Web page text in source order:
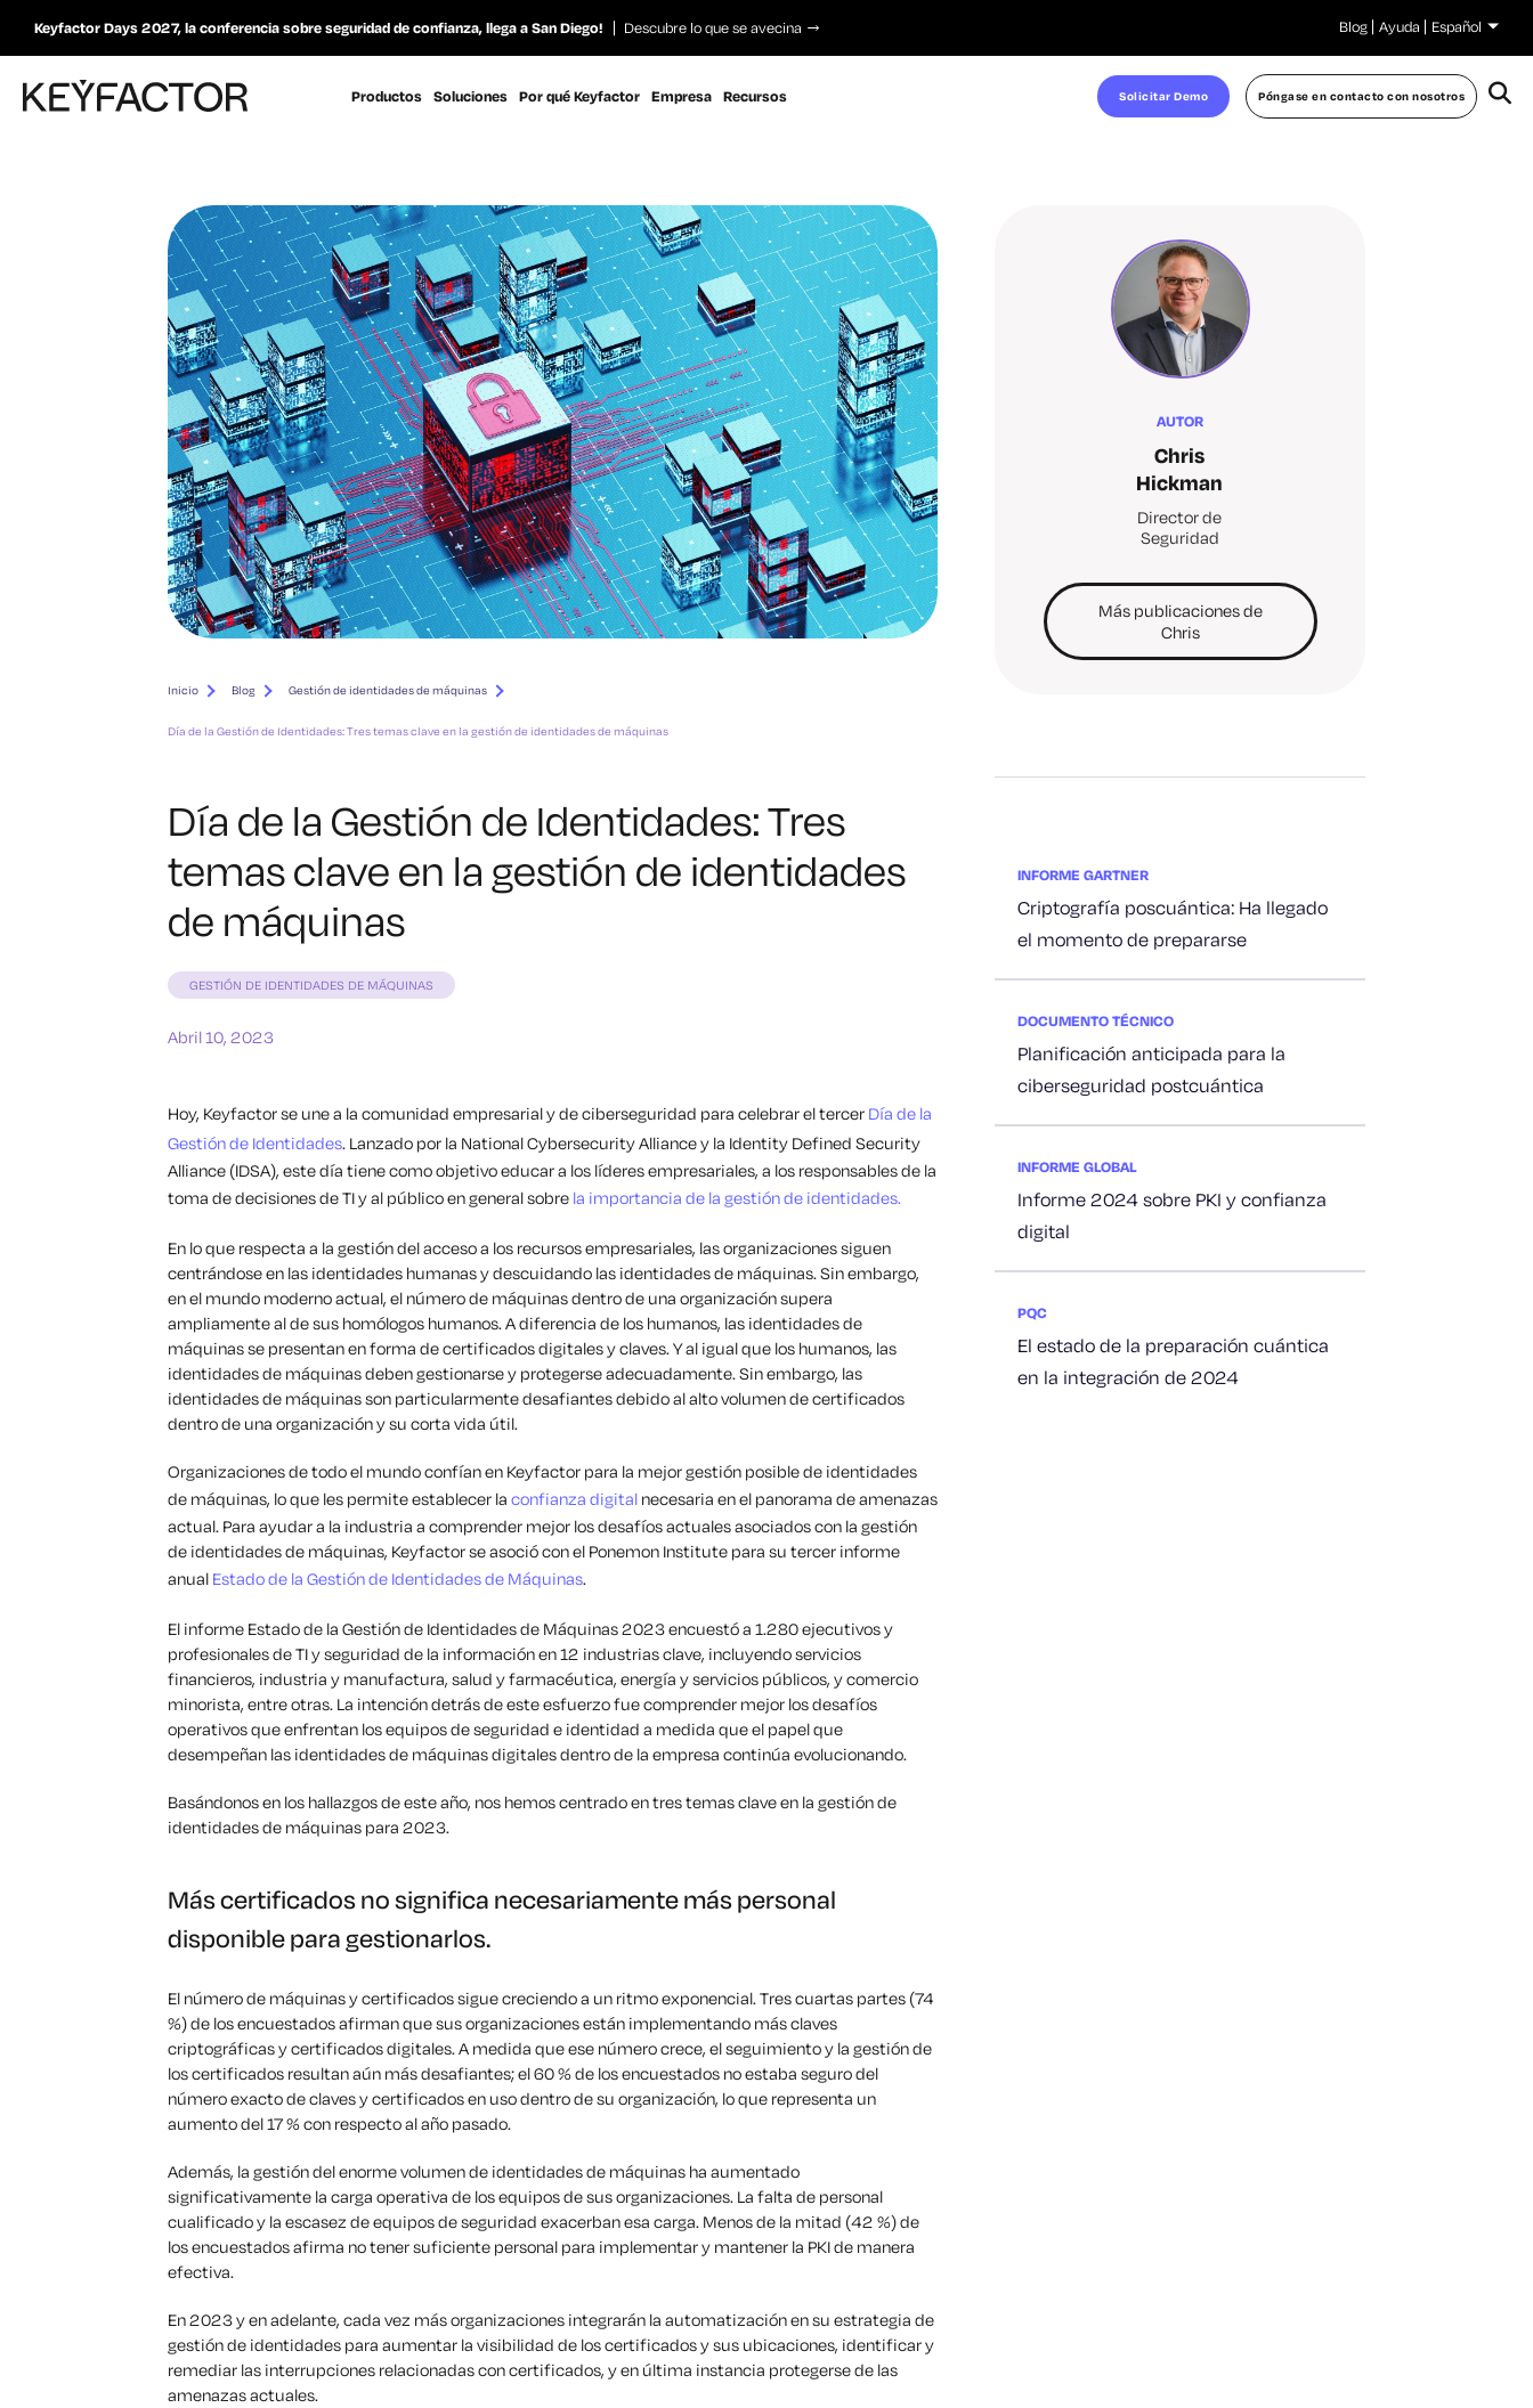
Keyfactor Days 2027, la conferencia sobre seguridad de confianza, llega a San Diego! Descubre lo que se avecina Blog Ayuda Español
Productos Soluciones Por qué Keyfactor Empresa Recursos Solicitar Demo Póngase en contacto con nosotros
Inicio Blog Gestión de identidades de máquinas
Día de la Gestión de Identidades: Tres temas clave en la gestión de identidades de máquinas
Día de la Gestión de Identidades: Tres
temas clave en la gestión de identidades
de máquinas
GESTIÓN DE IDENTIDADES DE MÁQUINAS
Abril 10, 2023
Hoy, Keyfactor se une a la comunidad empresarial y de ciberseguridad para celebrar el tercer Día de la
Gestión de Identidades. Lanzado por la National Cybersecurity Alliance y la Identity Defined Security
Alliance (IDSA), este día tiene como objetivo educar a los líderes empresariales, a los responsables de la
toma de decisiones de TI y al público en general sobre la importancia de la gestión de identidades.
En lo que respecta a la gestión del acceso a los recursos empresariales, las organizaciones siguen
centrándose en las identidades humanas y descuidando las identidades de máquinas. Sin embargo,
en el mundo moderno actual, el número de máquinas dentro de una organización supera
ampliamente al de sus homólogos humanos. A diferencia de los humanos, las identidades de
máquinas se presentan en forma de certificados digitales y claves. Y al igual que los humanos, las
identidades de máquinas deben gestionarse y protegerse adecuadamente. Sin embargo, las
identidades de máquinas son particularmente desafiantes debido al alto volumen de certificados
dentro de una organización y su corta vida útil.
Organizaciones de todo el mundo confían en Keyfactor para la mejor gestión posible de identidades
de máquinas, lo que les permite establecer la confianza digital necesaria en el panorama de amenazas
actual. Para ayudar a la industria a comprender mejor los desafíos actuales asociados con la gestión
de identidades de máquinas, Keyfactor se asoció con el Ponemon Institute para su tercer informe
anual Estado de la Gestión de Identidades de Máquinas.
El informe Estado de la Gestión de Identidades de Máquinas 2023 encuestó a 1.280 ejecutivos y
profesionales de TI y seguridad de la información en 12 industrias clave, incluyendo servicios
financieros, industria y manufactura, salud y farmacéutica, energía y servicios públicos, y comercio
minorista, entre otras. La intención detrás de este esfuerzo fue comprender mejor los desafíos
operativos que enfrentan los equipos de seguridad e identidad a medida que el papel que
desempeñan las identidades de máquinas digitales dentro de la empresa continúa evolucionando.
Basándonos en los hallazgos de este año, nos hemos centrado en tres temas clave en la gestión de
identidades de máquinas para 2023.
Más certificados no significa necesariamente más personal
disponible para gestionarlos.
El número de máquinas y certificados sigue creciendo a un ritmo exponencial. Tres cuartas partes (74
%) de los encuestados afirman que sus organizaciones están implementando más claves
criptográficas y certificados digitales. A medida que ese número crece, el seguimiento y la gestión de
los certificados resultan aún más desafiantes; el 60 % de los encuestados no estaba seguro del
número exacto de claves y certificados en uso dentro de su organización, lo que representa un
aumento del 17 % con respecto al año pasado.
Además, la gestión del enorme volumen de identidades de máquinas ha aumentado
significativamente la carga operativa de los equipos de sus organizaciones. La falta de personal
cualificado y la escasez de equipos de seguridad exacerban esa carga. Menos de la mitad (42 %) de
los encuestados afirma no tener suficiente personal para implementar y mantener la PKI de manera
efectiva.
En 2023 y en adelante, cada vez más organizaciones integrarán la automatización en su estrategia de
gestión de identidades para aumentar la visibilidad de los certificados y sus ubicaciones, identificar y
remediar las interrupciones relacionadas con certificados, y en última instancia protegerse de las
amenazas actuales.
AUTOR
Chris
Hickman
Director de
Seguridad
Más publicaciones de
Chris
INFORME GARTNER
Criptografía poscuántica: Ha llegado
el momento de prepararse
DOCUMENTO TÉCNICO
Planificación anticipada para la
ciberseguridad postcuántica
INFORME GLOBAL
Informe 2024 sobre PKI y confianza
digital
PQC
El estado de la preparación cuántica
en la integración de 2024